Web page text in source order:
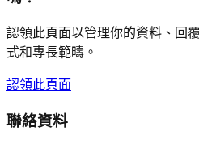
認領此頁面以管理你的資料、回
式和專長範疇。
認領此頁面
聯絡資料